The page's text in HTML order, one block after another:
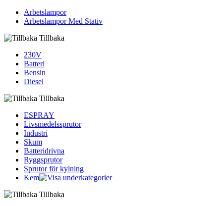
Arbetslampor
Arbetslampor Med Stativ
Tillbaka
230V
Batteri
Bensin
Diesel
Tillbaka
ESPRAY
Livsmedelssprutor
Industri
Skum
Batteridrivna
Ryggsprutor
Sprutor för kylning
Kem
Tillbaka